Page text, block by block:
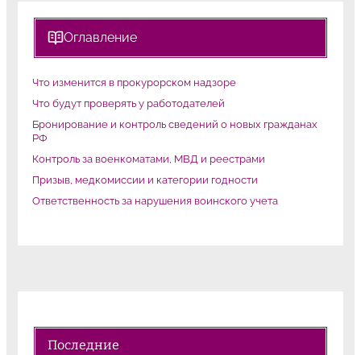
Оглавление
Что изменится в прокурорском надзоре
Что будут проверять у работодателей
Бронирование и контроль сведений о новых гражданах
РФ
Контроль за военкоматами, МВД и реестрами
Призыв, медкомиссии и категории годности
Ответственность за нарушения воинского учета
Последние